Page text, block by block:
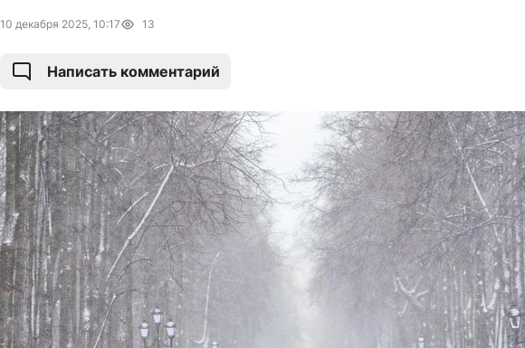
10 декабря 2025, 10:17 13
Написать комментарий